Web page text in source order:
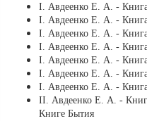
І. Авдеенко Е. А. -
І. Авдеенко Е. А. -
І. Авдеенко Е. А. -
І. Авдеенко Е. А. -
І. Авдеенко Е. А. -
І. Авдеенко Е. А. -
І. Авдеенко Е. А. -
ІІ. Авдеенко Е. А. -
Книге Бытия